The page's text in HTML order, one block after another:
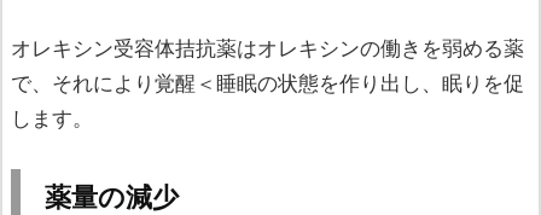
オレキシン受容体拮抗薬はオレキシンの働きを弱める薬
で、それにより覚醒＜睡眠の状態を作り出し、眠りを促
します。
薬量の減少